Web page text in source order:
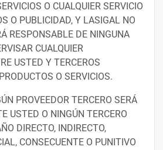
O CUALQUIER SERVICIO
O PUBLICIDAD, Y LASIGAL NO
RESPONSABLE DE NINGUNA
CUALQUIER
USTED Y TERCEROS
O SERVICIOS.
PROVEEDOR TERCERO SERÁ
USTED O NINGÚN TERCERO
DIRECTO, INDIRECTO,
CONSECUENTE O PUNITIVO